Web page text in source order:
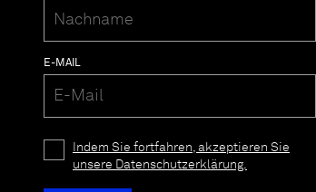
E-MAIL
Indem Sie fortfahren, akzeptieren Sie
unsere Datenschutzerklärung.